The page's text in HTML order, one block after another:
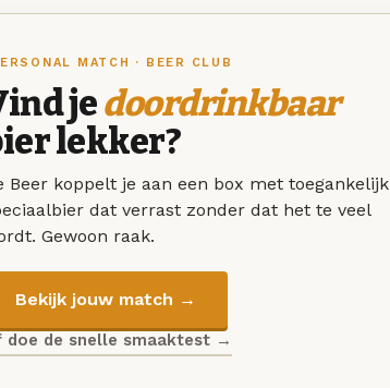
MATCH · BEER CLUB
jedoordrinkbaar
lekker?
Beer koppelt je aan een box met toegankelijk
dat verrast zonder dat het te veel
Gewoon raak.
Bekijk jouw match →
doe de snelle smaaktest →